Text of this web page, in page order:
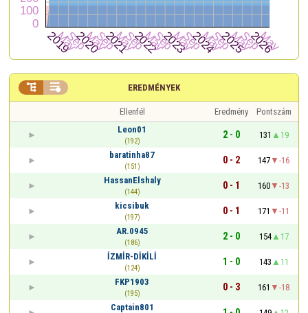
EREDMÉNYEK
 
Ellenfél Eredmény
Pontszám
Leon01
(192)
2 - 0 131
19
baratinha87
(151)
0 - 2 147
-16
HassanElshaly
(144)
0 - 1 160
-13
kicsibuk
(197)
0 - 1 171
-11
AR.0945
(186)
2 - 0 154
17
İZMİR-DİKİLİ
(124)
1 - 0 143
11
FKP1903
(195)
0 - 3 161
-18
Captain801